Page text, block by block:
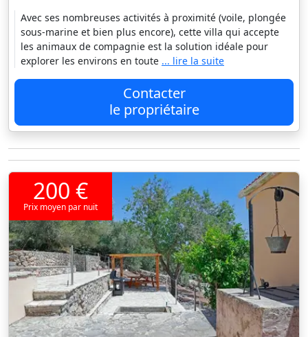
Avec ses nombreuses activités à proximité (voile, plongée
sous-marine et bien plus encore), cette villa qui accepte
les animaux de compagnie est la solution idéale pour
explorer les environs en toute ... lire la suite
Contacter
le propriétaire
200 €
Prix moyen par nuit